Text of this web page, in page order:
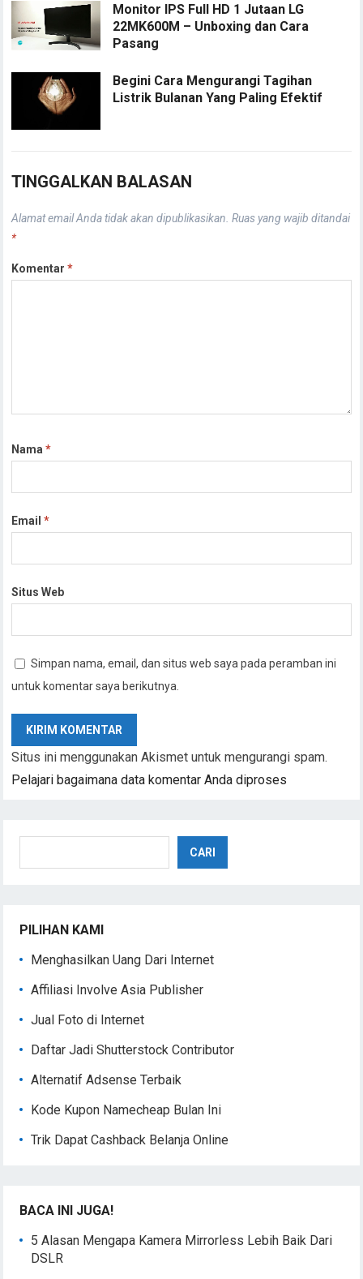
Monitor IPS Full HD 1 Jutaan LG
22MK600M – Unboxing dan Cara
Pasang
Begini Cara Mengurangi Tagihan
Listrik Bulanan Yang Paling Efektif
TINGGALKAN BALASAN
Alamat email Anda tidak akan dipublikasikan. Ruas yang wajib ditandai
*
Komentar*
Nama*
Email*
Situs Web
Simpan nama, email, dan situs web saya pada peramban ini
untuk komentar saya berikutnya.
Situs ini menggunakan Akismet untuk mengurangi spam.
Pelajari bagaimana data komentar Anda diproses
CARI
PILIHAN KAMI
Menghasilkan Uang Dari Internet
Affiliasi Involve Asia Publisher
Jual Foto di Internet
Daftar Jadi Shutterstock Contributor
Alternatif Adsense Terbaik
Kode Kupon Namecheap Bulan Ini
Trik Dapat Cashback Belanja Online
BACA INI JUGA!
5 Alasan Mengapa Kamera Mirrorless Lebih Baik Dari
DSLR